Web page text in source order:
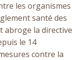
les organismes
santé des
abroge la directive
le 14
contre la